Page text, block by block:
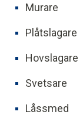
Murare
Plåtslagare
Hovslagare
Svetsare
Låssmed